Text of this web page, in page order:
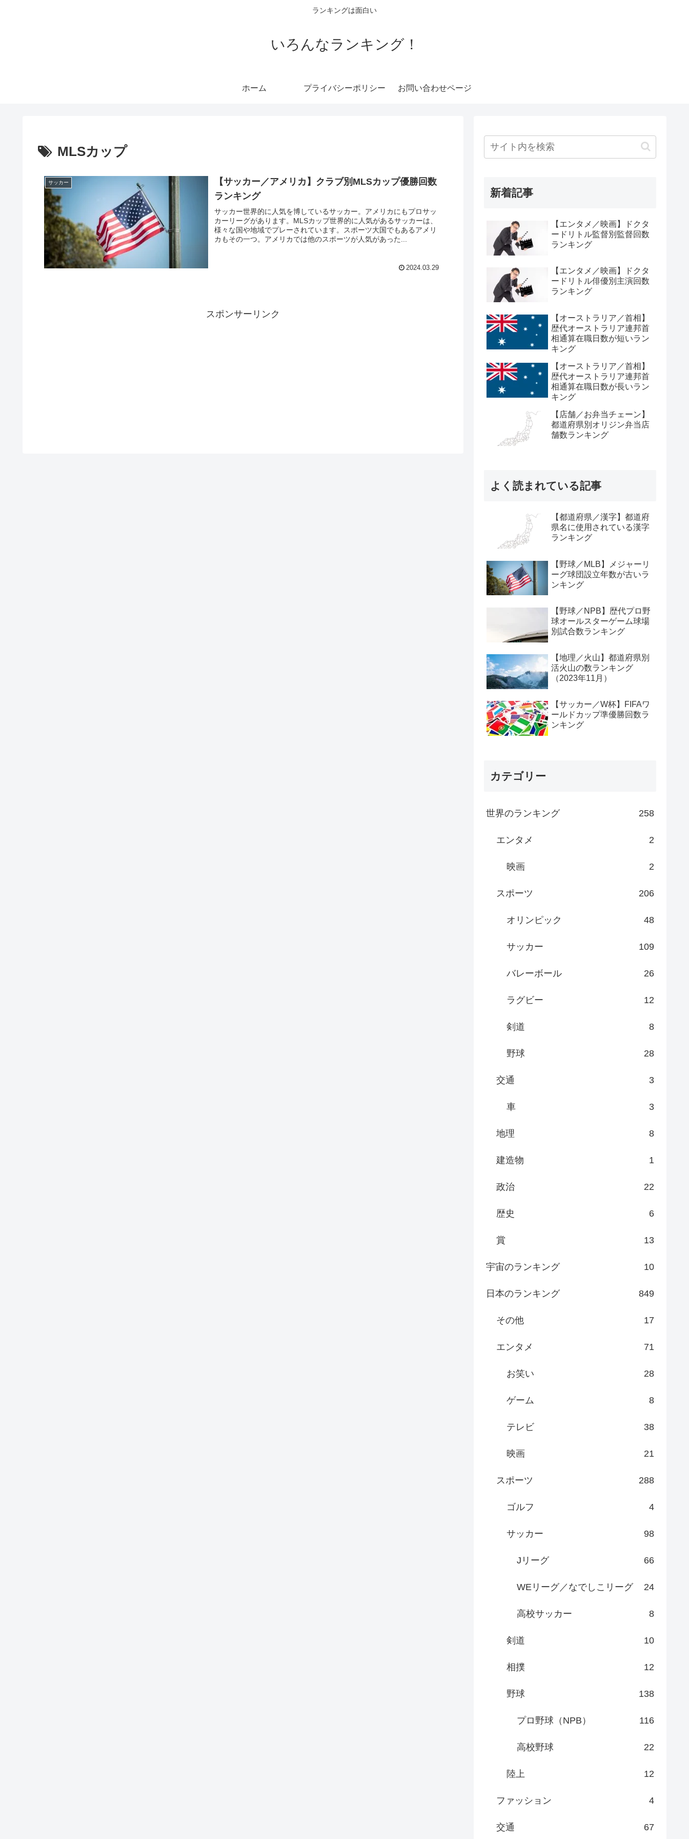
ランキングは面白い
いろんなランキング！
ホーム プライバシーポリシー お問い合わせページ
MLSカップ
サッカー
【サッカー／アメリカ】クラブ別MLSカップ優勝回数
ランキング
サッカー世界的に人気を博しているサッカー。アメリカにもプロサッ
カーリーグがあります。MLSカップ世界的に人気があるサッカーは、
様々な国や地域でプレーされています。スポーツ大国でもあるアメリ
カもその一つ。アメリカでは他のスポーツが人気があった...
2024.03.29
スポンサーリンク
新着記事
【エンタメ／映画】ドクタ
ードリトル監督別監督回数
ランキング
【エンタメ／映画】ドクタ
ードリトル俳優別主演回数
ランキング
【オーストラリア／首相】
歴代オーストラリア連邦首
相通算在職日数が短いラン
キング
【オーストラリア／首相】
歴代オーストラリア連邦首
相通算在職日数が長いラン
キング
【店舗／お弁当チェーン】
都道府県別オリジン弁当店
舗数ランキング
よく読まれている記事
【都道府県／漢字】都道府
県名に使用されている漢字
ランキング
【野球／MLB】メジャーリ
ーグ球団設立年数が古いラ
ンキング
【野球／NPB】歴代プロ野
球オールスターゲーム球場
別試合数ランキング
【地理／火山】都道府県別
活火山の数ランキング
（2023年11月）
【サッカー／W杯】FIFAワ
ールドカップ準優勝回数ラ
ンキング
カテゴリー
世界のランキング 258
エンタメ 2
映画 2
スポーツ 206
オリンピック 48
サッカー 109
バレーボール 26
ラグビー 12
剣道 8
野球 28
交通 3
車 3
地理 8
建造物 1
政治 22
歴史 6
賞 13
宇宙のランキング 10
日本のランキング 849
その他 17
エンタメ 71
お笑い 28
ゲーム 8
テレビ 38
映画 21
スポーツ 288
ゴルフ 4
サッカー 98
Jリーグ 66
WEリーグ／なでしこリーグ 24
高校サッカー 8
剣道 10
相撲 12
野球 138
プロ野球（NPB） 116
高校野球 22
陸上 12
ファッション 4
交通 67